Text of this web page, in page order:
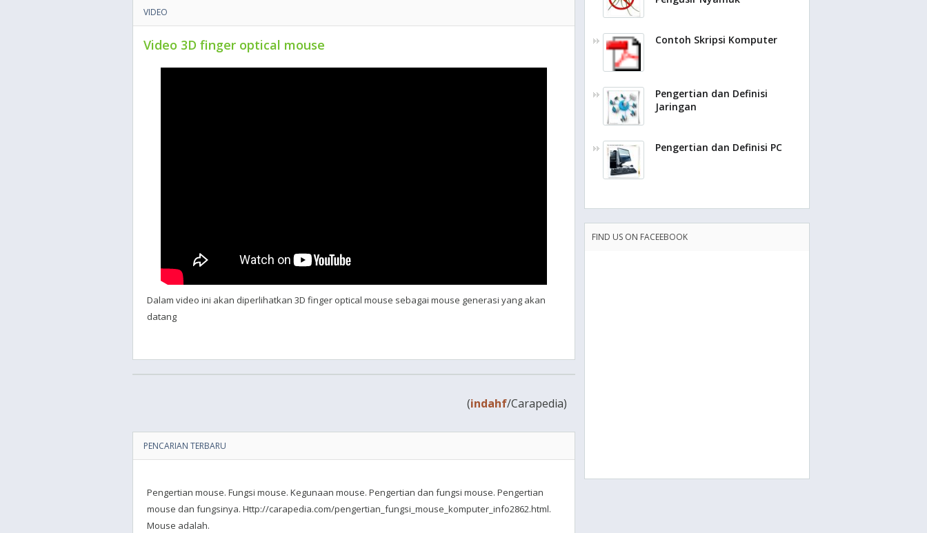
VIDEO
Video 3D finger optical mouse
Dalam video ini akan diperlihatkan 3D finger optical mouse sebagai mouse generasi yang akan
datang
(indahf/Carapedia)
PENCARIAN TERBARU
Pengertian mouse. Fungsi mouse. Kegunaan mouse. Pengertian dan fungsi mouse. Pengertian
mouse dan fungsinya. Http://carapedia.com/pengertian_fungsi_mouse_komputer_info2862.html.
Mouse adalah.
Contoh Skripsi Komputer
Pengertian dan Definisi
Jaringan
Pengertian dan Definisi PC
FIND US ON FACEEBOOK